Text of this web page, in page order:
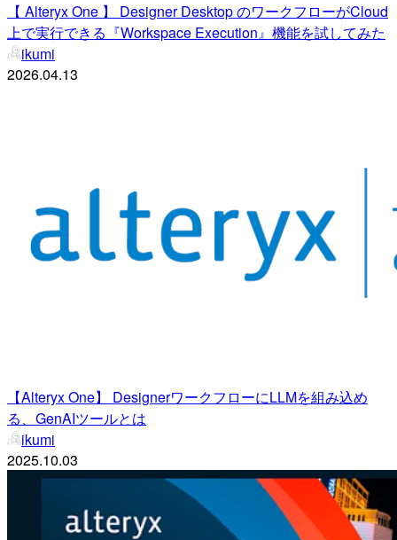
【 Alteryx One 】 Designer Desktop のワークフローがCloud
上で実行できる『Workspace Execution』機能を試してみた
ikumi
2026.04.13
【Alteryx One】 DesignerワークフローにLLMを組み込め
る、GenAIツールとは
ikumi
2025.10.03